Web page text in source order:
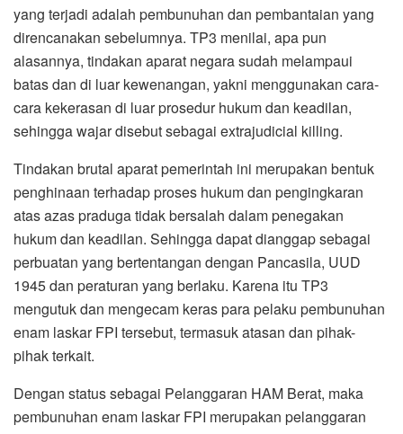
yang terjadi adalah pembunuhan dan pembantaian yang
direncanakan sebelumnya. TP3 menilai, apa pun
alasannya, tindakan aparat negara sudah melampaui
batas dan di luar kewenangan, yakni menggunakan cara-
cara kekerasan di luar prosedur hukum dan keadilan,
sehingga wajar disebut sebagai extrajudicial killing.
Tindakan brutal aparat pemerintah ini merupakan bentuk
penghinaan terhadap proses hukum dan pengingkaran
atas azas praduga tidak bersalah dalam penegakan
hukum dan keadilan. Sehingga dapat dianggap sebagai
perbuatan yang bertentangan dengan Pancasila, UUD
1945 dan peraturan yang berlaku. Karena itu TP3
mengutuk dan mengecam keras para pelaku pembunuhan
enam laskar FPI tersebut, termasuk atasan dan pihak-
pihak terkait.
Dengan status sebagai Pelanggaran HAM Berat, maka
pembunuhan enam laskar FPI merupakan pelanggaran